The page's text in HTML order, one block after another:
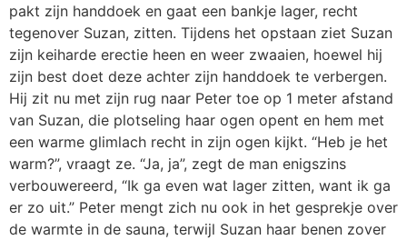
pakt zijn handdoek en gaat een bankje lager, recht
tegenover Suzan, zitten. Tijdens het opstaan ziet Suzan
zijn keiharde erectie heen en weer zwaaien, hoewel hij
zijn best doet deze achter zijn handdoek te verbergen.
Hij zit nu met zijn rug naar Peter toe op 1 meter afstand
van Suzan, die plotseling haar ogen opent en hem met
een warme glimlach recht in zijn ogen kijkt. “Heb je het
warm?”, vraagt ze. “Ja, ja”, zegt de man enigszins
verbouwereerd, “Ik ga even wat lager zitten, want ik ga
er zo uit.” Peter mengt zich nu ook in het gesprekje over
de warmte in de sauna, terwijl Suzan haar benen zover